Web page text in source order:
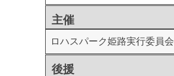
主催
ロハスパーク姫路実行委員会
後援